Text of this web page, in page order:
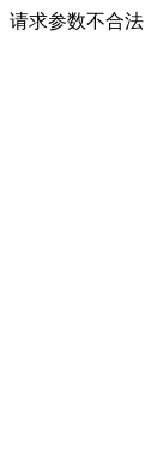
请求参数不合法